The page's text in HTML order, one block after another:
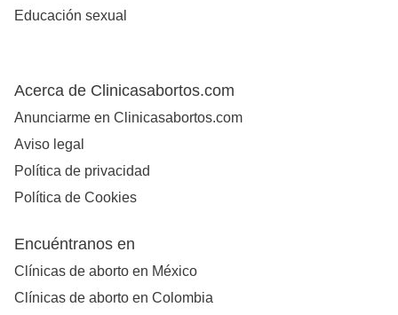
Educación sexual
Acerca de Clinicasabortos.com
Anunciarme en Clinicasabortos.com
Aviso legal
Política de privacidad
Política de Cookies
Encuéntranos en
Clínicas de aborto en México
Clínicas de aborto en Colombia